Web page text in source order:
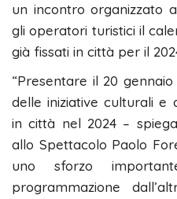
un incontro organizzato
gli operatori turistici il
già fissati in città per il
“Presentare il 20
delle iniziative culturali e
in città nel 2024 –
allo Spettacolo Paolo
uno sforzo
programmazione